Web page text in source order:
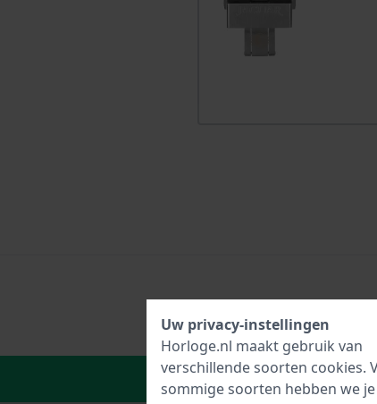
In Winkelwagen
Uw privacy-instellingen
Horloge.nl maakt gebruik van
verschillende soorten cookies.
sommige soorten hebben we je